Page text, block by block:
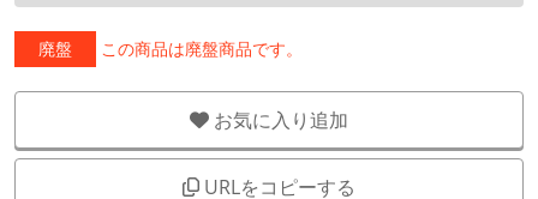
廃盤 この商品は廃盤商品です。
お気に入り追加
URLをコピーする